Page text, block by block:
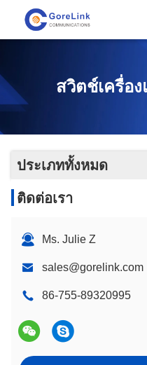
สวิตช์เครื่อ
ประเภททั้งหมด
ติดต่อเรา
Ms. Julie Z
sales@gorelink.com
86-755-89320995